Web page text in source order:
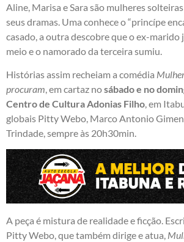
Aline, Marisa e Sara são mulheres
seus dramas. Uma conhece o “princípe
casado, a outra descobre que o ex-marido
meio e o namorado da terceira sumiu.
Histórias assim recheiam a comédia
procuram, em cartaz nosábado e no
Centro de Cultura Adonias Filho, em
globais Pitty Webo, Marco Antonio
Trindade, sempre às 20h30min.
A peça é mistura de realidade e ficção.
Pitty Webo, que também dirige e atua,